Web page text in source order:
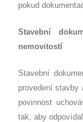
pokud
Stavební
nemovitostí
Stavební
provedení stavby
povinnost
tak, aby